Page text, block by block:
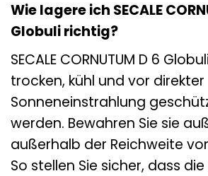
Wie lagere ich SECALE
Globuli richtig?
SECALE CORNUTUM D 6
trocken, kühl und vor direkter
Sonneneinstrahlung
werden. Bewahren Sie sie
außerhalb der Reichweite
So stellen Sie sicher, dass